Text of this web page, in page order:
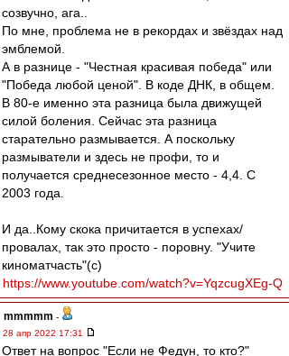
созвучно, ага..
По мне, проблема не в рекордах и звёздах над
эмблемой.
А в разнице - "Честная красивая победа" или
"Победа любой ценой". В коде ДНК, в общем.
В 80-е именно эта разница была движущей
силой боления. Сейчас эта разница
старательно размывается. А поскольку
размыватели и здесь не профи, то и
получается среднесезонное место - 4,4. С
2003 года.
И да..Кому скока причитается в успехах/
провалах, так это просто - поровну. "Учите
киноматчасть"(с)
https://www.youtube.com/watch?v=YqzcugXEg-Q
mmmmm -
28 апр 2022 17:31
Ответ на вопрос "Если не Федун, то кто?"